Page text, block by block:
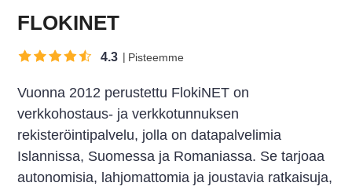
FLOKINET
4.3 Pisteemme
Vuonna 2012 perustettu FlokiNET on
verkkohostaus- ja verkkotunnuksen
rekisteröintipalvelu, jolla on datapalvelimia
Islannissa, Suomessa ja Romaniassa. Se tarjoaa
autonomisia, lahjomattomia ja joustavia ratkaisuja,